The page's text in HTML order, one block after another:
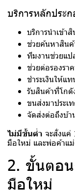
บริการหลักประ
บริการนำเข้า
ช่วยค้นหาสิน
ทีมงานช่วยแ
ช่วยต่อรองรา
ชำระเงินให้แ
รับสินค้าที่โกดั
ขนส่งมาประเ
จัดส่งต่อถึงบ้า
ไม่มีขั้นต่ำ จะสั่งแค่
มือใหม่ และพ่อค้าแ
2. ขั้นตอน
มือใหม่